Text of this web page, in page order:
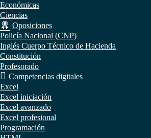
Económicas
Ciencias
Oposiciones
Policía Nacional (CNP)
Inglés Cuerpo Técnico de Hacienda
Constitución
Profesorado
Competencias digitales
Excel
Excel iniciación
Excel avanzado
Excel profesional
Programación